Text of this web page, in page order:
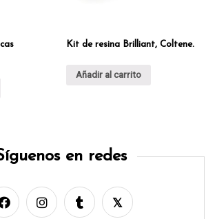
Kit de resina Brilliant, Coltene.
Añadir al carrito
en redes